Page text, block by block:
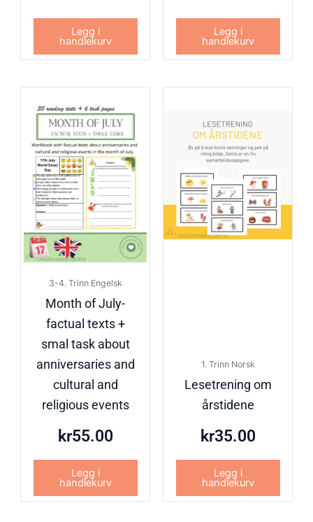
Legg i
handlekurv
Legg i
handlekurv
3-4. Trinn Engelsk
Month of July-
factual texts +
smal task about
anniversaries and
cultural and
religious events
kr55.00
Legg i
handlekurv
1. Trinn Norsk
Lesetrening om
årstidene
kr35.00
Legg i
handlekurv